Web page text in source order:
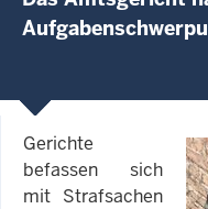
Gerichte
befassen sich
mit Strafsachen